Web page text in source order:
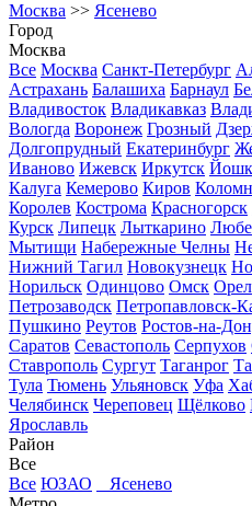
Москва >> Ясенево
Город
Москва
Все Москва Санкт-Петербург
Астрахань Балашиха Барнаул
Владивосток Владикавказ
Вологда Воронеж Грозный
Долгопрудный Екатеринбург
Иваново Ижевск Иркутск
Калуга Кемерово Киров
Королев Кострома Красногорск
Курск Липецк Лыткарино
Мытищи Набережные Челны
Нижний Тагил Новокузнецк
Норильск Одинцово Омск Орел
Петрозаводск Петропавловск-
Пушкино Реутов Ростов-на-
Саратов Севастополь Серпухов
Ставрополь Сургут Таганрог
Тула Тюмень Ульяновск Уфа
Челябинск Череповец Щёлково
Ярославль
Район
Все
Все ЮЗАО
Ясенево